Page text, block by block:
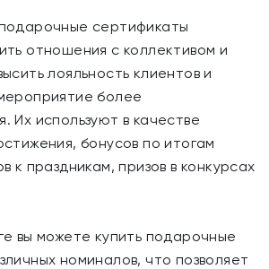
сертификаты
отношения с коллективом и
лояльность клиентов и
более
Их используют в качестве
бонусов по итогам
к праздникам, призов в конкурсах
вы можете купить подарочные
номиналов, что позволяет